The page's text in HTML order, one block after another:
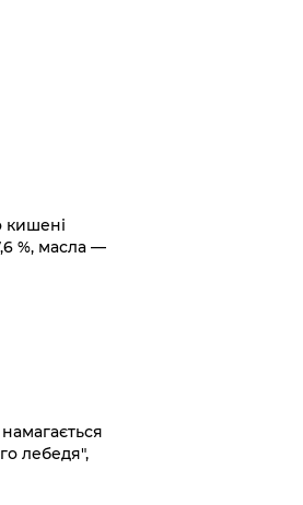
кишені
%, масла —
лебедя",